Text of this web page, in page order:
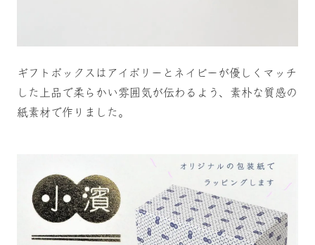
ギフトボックスはアイボリーとネイビーが優しくマッチ
した上品で柔らかい雰囲気が伝わるよう、素朴な質感の
紙素材で作りました。